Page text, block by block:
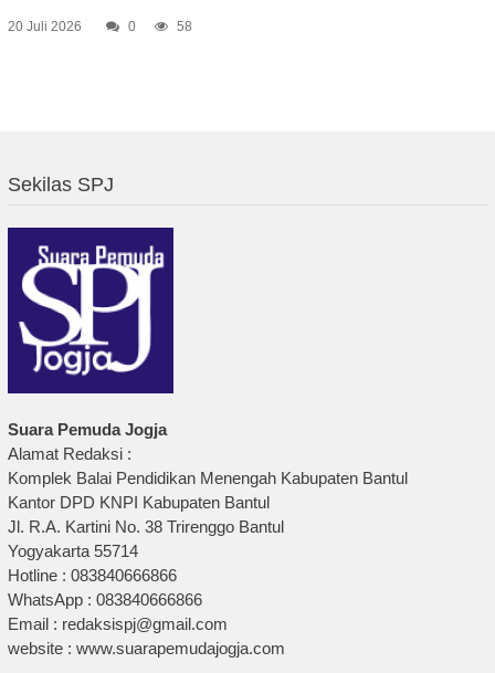
20 Juli 2026 0 58
Sekilas SPJ
Suara Pemuda Jogja
Alamat Redaksi :
Komplek Balai Pendidikan Menengah Kabupaten Bantul
Kantor DPD KNPI Kabupaten Bantul
Jl. R.A. Kartini No. 38 Trirenggo Bantul
Yogyakarta 55714
Hotline : 083840666866
WhatsApp : 083840666866
Email : redaksispj@gmail.com
website : www.suarapemudajogja.com